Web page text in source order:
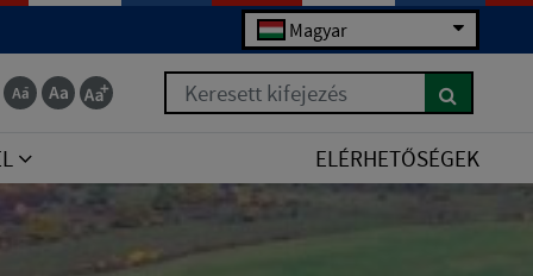
Magyar
Keresett kifejezés
ELÉRHETŐSÉGEK